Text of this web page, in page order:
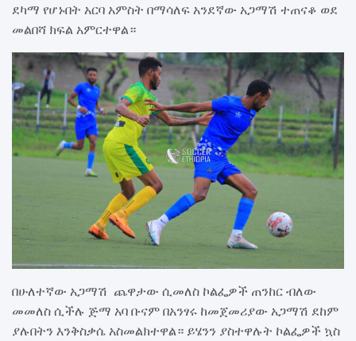
ደካማ የሆኑበት አርባ አምስት በማሳለፍ አንደኛው አጋማሽ ተጠናቆ ወደ
መልበሻ ክፍል አምርተዋል።
በሁለተኛው አጋማሽ ጨዋታው ሲመለስ ኮልፌዎች ጠንከር ብለው
መመለስ ሲችሉ ጅማ አባ ቡናም በአንፃሩ ከመጀመሪያው አጋማሽ ደከም
ያሉበትን እንቅስቃሴ አስመልክተዋል። ይሄንን ያስተዋሉት ኮልፌዎች ኳስ